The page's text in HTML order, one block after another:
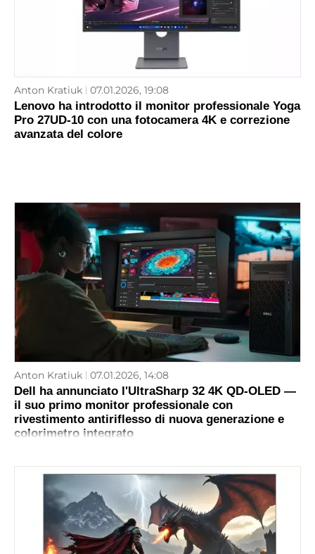
Anton Kratiuk 07.01.2026, 19:08
Lenovo ha introdotto il monitor professionale Yoga
Pro 27UD-10 con una fotocamera 4K e correzione
avanzata del colore
Anton Kratiuk 07.01.2026, 14:08
Dell ha annunciato l'UltraSharp 32 4K QD‑OLED —
il suo primo monitor professionale con
rivestimento antiriflesso di nuova generazione e
colorimetro integrato